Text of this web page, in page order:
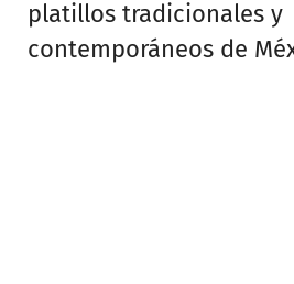
platillos tradicionales y
contemporáneos de